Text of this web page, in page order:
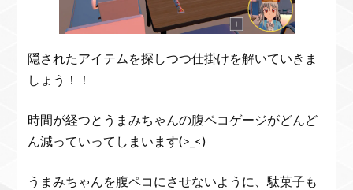
隠されたアイテムを探しつつ仕掛けを解いていきま
しょう！！
時間が経つとうまみちゃんの腹ペコゲージがどんど
ん減っていってしまいます(>_<)
うまみちゃんを腹ペコにさせないように、駄菓子も